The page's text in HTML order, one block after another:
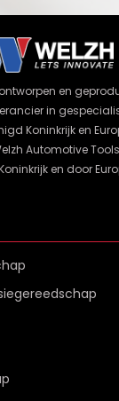
en
in
Koninkrijk en
Automotive
en door